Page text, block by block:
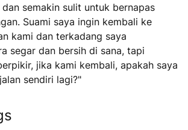
semakin sulit untuk bernapas
Suami saya ingin kembali ke
kami dan terkadang saya
segar dan bersih di sana, tapi
jika kami kembali, apakah saya
sendiri lagi?"